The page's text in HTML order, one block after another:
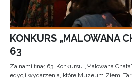
KONKURS „MALOWANA
63
Za nami finał 63. Konkursu „Malowana
edycji wydarzenia, które Muzeum Ziemi